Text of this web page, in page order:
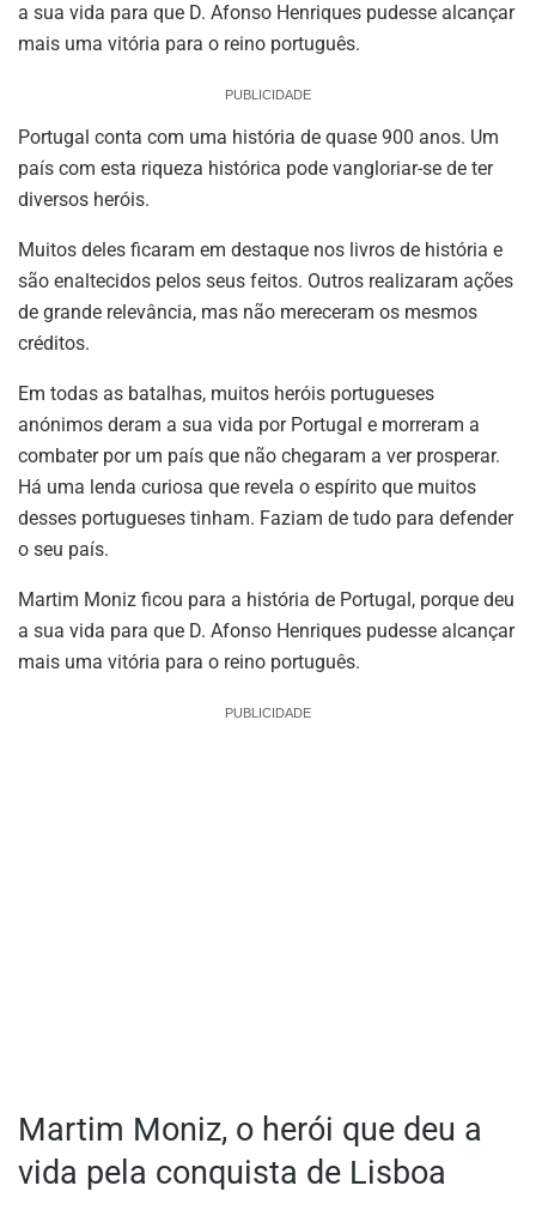
a sua vida para que D. Afonso Henriques pudesse alcançar
mais uma vitória para o reino português.
PUBLICIDADE
Portugal conta com uma história de quase 900 anos. Um
país com esta riqueza histórica pode vangloriar-se de ter
diversos heróis.
Muitos deles ficaram em destaque nos livros de história e
são enaltecidos pelos seus feitos. Outros realizaram ações
de grande relevância, mas não mereceram os mesmos
créditos.
Em todas as batalhas, muitos heróis portugueses
anónimos deram a sua vida por Portugal e morreram a
combater por um país que não chegaram a ver prosperar.
Há uma lenda curiosa que revela o espírito que muitos
desses portugueses tinham. Faziam de tudo para defender
o seu país.
Martim Moniz ficou para a história de Portugal, porque deu
a sua vida para que D. Afonso Henriques pudesse alcançar
mais uma vitória para o reino português.
PUBLICIDADE
Martim Moniz, o herói que deu a
vida pela conquista de Lisboa